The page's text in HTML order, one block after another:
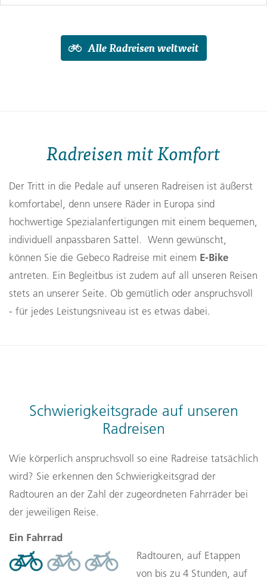
Alle Radreisen weltweit
Radreisen mit Komfort
Der Tritt in die Pedale auf unseren Radreisen ist äußerst
komfortabel, denn unsere Räder in Europa sind
hochwertige Spezialanfertigungen mit einem bequemen,
individuell anpassbaren Sattel. Wenn gewünscht,
können Sie die Gebeco Radreise mit einem E-Bike
antreten. Ein Begleitbus ist zudem auf all unseren Reisen
stets an unserer Seite. Ob gemütlich oder anspruchsvoll
- für jedes Leistungsniveau ist es etwas dabei.
Schwierigkeitsgrade auf unseren
Radreisen
Wie körperlich anspruchsvoll so eine Radreise tatsächlich
wird? Sie erkennen den Schwierigkeitsgrad der
Radtouren an der Zahl der zugeordneten Fahrräder bei
der jeweiligen Reise.
Ein Fahrrad
Radtouren, auf Etappen
von bis zu 4 Stunden, auf